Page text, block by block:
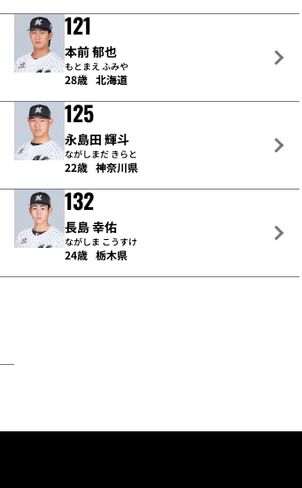
121
本前 郁也
もとまえ ふみや
28歳 北海道
125
永島田 輝斗
ながしまだ きらと
22歳 神奈川県
132
長島 幸佑
ながしま こうすけ
24歳 栃木県